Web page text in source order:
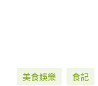
美食娛樂 食記